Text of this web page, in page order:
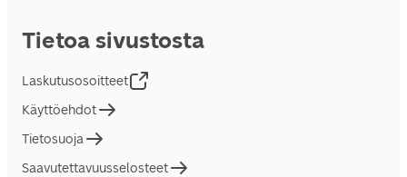
Tietoa sivustosta
Laskutusosoitteet
Käyttöehdot
Tietosuoja
Saavutettavuusselosteet